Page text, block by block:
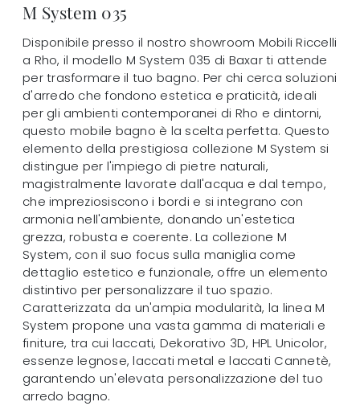
M System 035
Disponibile presso il nostro showroom Mobili Riccelli
a Rho, il modello M System 035 di Baxar ti attende
per trasformare il tuo bagno. Per chi cerca soluzioni
d'arredo che fondono estetica e praticità, ideali
per gli ambienti contemporanei di Rho e dintorni,
questo mobile bagno è la scelta perfetta. Questo
elemento della prestigiosa collezione M System si
distingue per l'impiego di pietre naturali,
magistralmente lavorate dall'acqua e dal tempo,
che impreziosiscono i bordi e si integrano con
armonia nell'ambiente, donando un'estetica
grezza, robusta e coerente. La collezione M
System, con il suo focus sulla maniglia come
dettaglio estetico e funzionale, offre un elemento
distintivo per personalizzare il tuo spazio.
Caratterizzata da un'ampia modularità, la linea M
System propone una vasta gamma di materiali e
finiture, tra cui laccati, Dekorativo 3D, HPL Unicolor,
essenze legnose, laccati metal e laccati Cannetè,
garantendo un'elevata personalizzazione del tuo
arredo bagno.